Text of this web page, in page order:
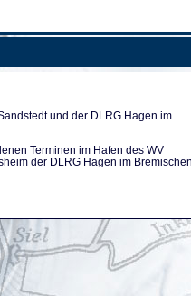
und der DLRG Hagen im
Terminen im Hafen des WV
der DLRG Hagen im